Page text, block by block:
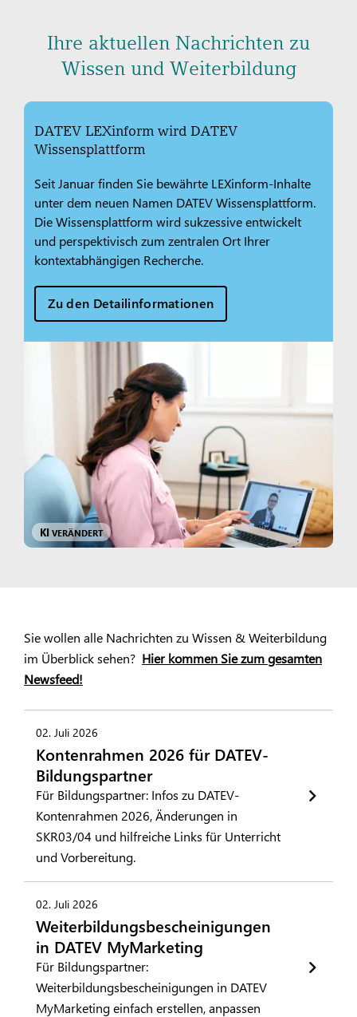
Ihre aktuellen Nachrichten zu
Wissen und Weiterbildung
DATEV LEXinform wird DATEV
Wissensplattform
Seit Januar finden Sie bewährte LEXinform-Inhalte
unter dem neuen Namen DATEV Wissensplattform.
Die Wissensplattform wird sukzessive entwickelt
und perspektivisch zum zentralen Ort Ihrer
kontextabhängigen Recherche.
Zu den Detailinformationen
KI VERÄNDERT
Sie wollen alle Nachrichten zu Wissen & Weiterbildung
im Überblick sehen? Hier kommen Sie zum gesamten
Newsfeed!
02. Juli 2026
Kontenrahmen 2026 für DATEV-
Bildungspartner
Für Bildungspartner: Infos zu DATEV-
Kontenrahmen 2026, Änderungen in
SKR03/04 und hilfreiche Links für Unterricht
und Vorbereitung.
02. Juli 2026
Weiterbildungsbescheinigungen
in DATEV MyMarketing
Für Bildungspartner:
Weiterbildungsbescheinigungen in DATEV
MyMarketing einfach erstellen, anpassen